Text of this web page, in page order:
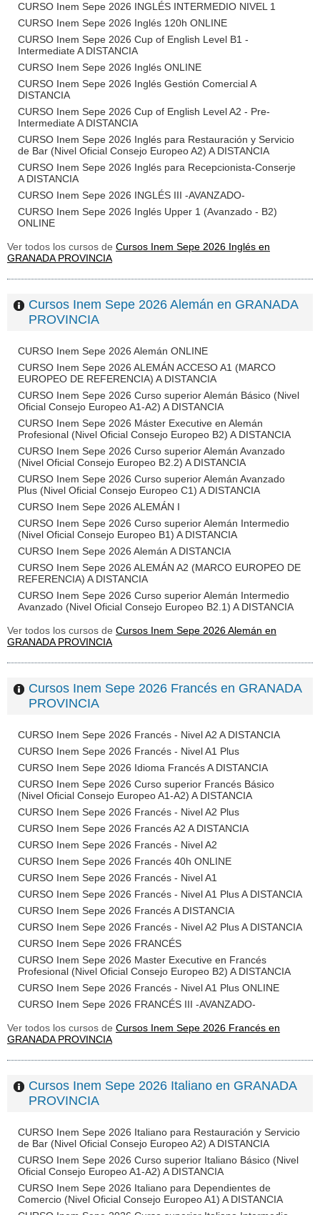
CURSO Inem Sepe 2026 INGLÉS INTERMEDIO NIVEL 1
CURSO Inem Sepe 2026 Inglés 120h ONLINE
CURSO Inem Sepe 2026 Cup of English Level B1 -
Intermediate A DISTANCIA
CURSO Inem Sepe 2026 Inglés ONLINE
CURSO Inem Sepe 2026 Inglés Gestión Comercial A
DISTANCIA
CURSO Inem Sepe 2026 Cup of English Level A2 - Pre-
Intermediate A DISTANCIA
CURSO Inem Sepe 2026 Inglés para Restauración y Servicio
de Bar (Nivel Oficial Consejo Europeo A2) A DISTANCIA
CURSO Inem Sepe 2026 Inglés para Recepcionista-Conserje
A DISTANCIA
CURSO Inem Sepe 2026 INGLÉS III -AVANZADO-
CURSO Inem Sepe 2026 Inglés Upper 1 (Avanzado - B2)
ONLINE
Ver todos los cursos de Cursos Inem Sepe 2026 Inglés en
GRANADA PROVINCIA
Cursos Inem Sepe 2026 Alemán en GRANADA
PROVINCIA
CURSO Inem Sepe 2026 Alemán ONLINE
CURSO Inem Sepe 2026 ALEMÁN ACCESO A1 (MARCO
EUROPEO DE REFERENCIA) A DISTANCIA
CURSO Inem Sepe 2026 Curso superior Alemán Básico (Nivel
Oficial Consejo Europeo A1-A2) A DISTANCIA
CURSO Inem Sepe 2026 Máster Executive en Alemán
Profesional (Nivel Oficial Consejo Europeo B2) A DISTANCIA
CURSO Inem Sepe 2026 Curso superior Alemán Avanzado
(Nivel Oficial Consejo Europeo B2.2) A DISTANCIA
CURSO Inem Sepe 2026 Curso superior Alemán Avanzado
Plus (Nivel Oficial Consejo Europeo C1) A DISTANCIA
CURSO Inem Sepe 2026 ALEMÁN I
CURSO Inem Sepe 2026 Curso superior Alemán Intermedio
(Nivel Oficial Consejo Europeo B1) A DISTANCIA
CURSO Inem Sepe 2026 Alemán A DISTANCIA
CURSO Inem Sepe 2026 ALEMÁN A2 (MARCO EUROPEO DE
REFERENCIA) A DISTANCIA
CURSO Inem Sepe 2026 Curso superior Alemán Intermedio
Avanzado (Nivel Oficial Consejo Europeo B2.1) A DISTANCIA
Ver todos los cursos de Cursos Inem Sepe 2026 Alemán en
GRANADA PROVINCIA
Cursos Inem Sepe 2026 Francés en GRANADA
PROVINCIA
CURSO Inem Sepe 2026 Francés - Nivel A2 A DISTANCIA
CURSO Inem Sepe 2026 Francés - Nivel A1 Plus
CURSO Inem Sepe 2026 Idioma Francés A DISTANCIA
CURSO Inem Sepe 2026 Curso superior Francés Básico
(Nivel Oficial Consejo Europeo A1-A2) A DISTANCIA
CURSO Inem Sepe 2026 Francés - Nivel A2 Plus
CURSO Inem Sepe 2026 Francés A2 A DISTANCIA
CURSO Inem Sepe 2026 Francés - Nivel A2
CURSO Inem Sepe 2026 Francés 40h ONLINE
CURSO Inem Sepe 2026 Francés - Nivel A1
CURSO Inem Sepe 2026 Francés - Nivel A1 Plus A DISTANCIA
CURSO Inem Sepe 2026 Francés A DISTANCIA
CURSO Inem Sepe 2026 Francés - Nivel A2 Plus A DISTANCIA
CURSO Inem Sepe 2026 FRANCÉS
CURSO Inem Sepe 2026 Master Executive en Francés
Profesional (Nivel Oficial Consejo Europeo B2) A DISTANCIA
CURSO Inem Sepe 2026 Francés - Nivel A1 Plus ONLINE
CURSO Inem Sepe 2026 FRANCÉS III -AVANZADO-
Ver todos los cursos de Cursos Inem Sepe 2026 Francés en
GRANADA PROVINCIA
Cursos Inem Sepe 2026 Italiano en GRANADA
PROVINCIA
CURSO Inem Sepe 2026 Italiano para Restauración y Servicio
de Bar (Nivel Oficial Consejo Europeo A2) A DISTANCIA
CURSO Inem Sepe 2026 Curso superior Italiano Básico (Nivel
Oficial Consejo Europeo A1-A2) A DISTANCIA
CURSO Inem Sepe 2026 Italiano para Dependientes de
Comercio (Nivel Oficial Consejo Europeo A1) A DISTANCIA